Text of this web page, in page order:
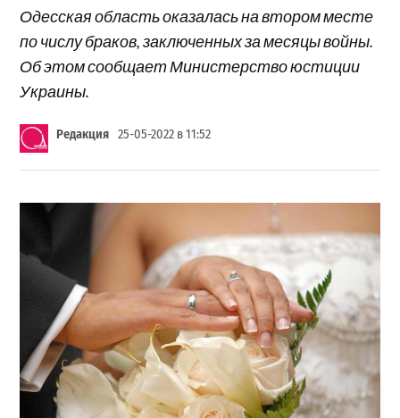
Одесская область оказалась на втором месте
по числу браков, заключенных за месяцы войны.
Об этом сообщает Министерство юстиции
Украины.
Редакция 25-05-2022 в 11:52